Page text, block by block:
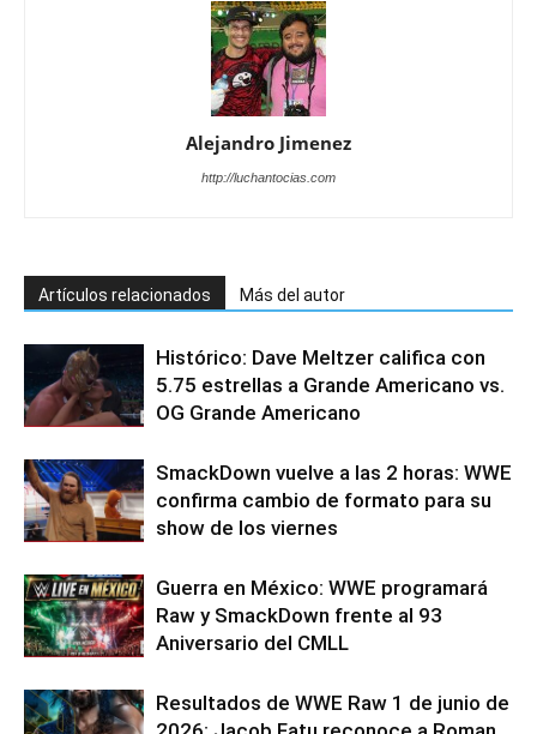
Alejandro Jimenez
http://luchantocias.com
Artículos relacionados Más del autor
Histórico: Dave Meltzer califica con
5.75 estrellas a Grande Americano vs.
OG Grande Americano
SmackDown vuelve a las 2 horas: WWE
confirma cambio de formato para su
show de los viernes
Guerra en México: WWE programará
Raw y SmackDown frente al 93
Aniversario del CMLL
Resultados de WWE Raw 1 de junio de